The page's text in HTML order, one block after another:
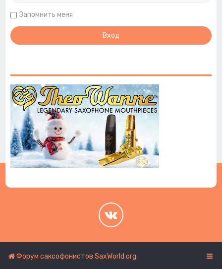
Запомнить меня
Форум саксофонистов SaxWorld.org